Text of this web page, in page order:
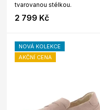
tvarovanou stélkou.
2 799 Kč
NOVÁ KOLEKCE
AKČNÍ CENA